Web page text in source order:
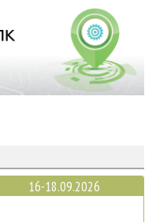
16-18.09.2026